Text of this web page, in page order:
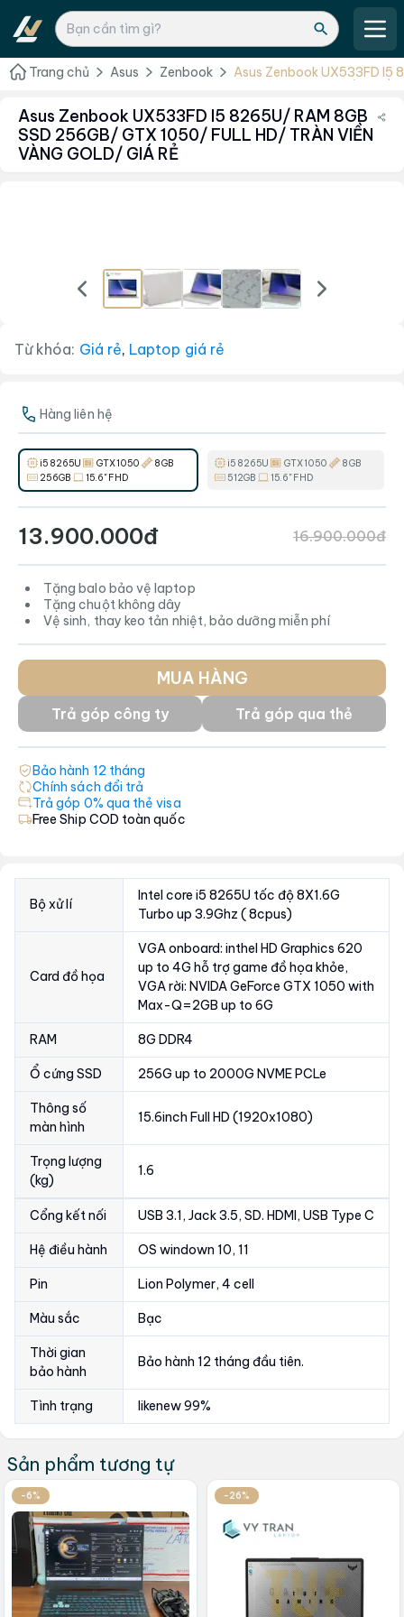
Trang chủ Asus Zenbook
Asus Zenbook UX533FD I5
Asus Zenbook UX533FD I5 8265U/ RAM 8GB
SSD 256GB/ GTX 1050/ FULL HD/ TRÀN VIỀN
VÀNG GOLD/ GIÁ RẺ
Từ khóa: Giá rẻ, Laptop giá rẻ
Hàng liên hệ
i5 8265U GTX 1050
8GB
256GB
15.6" FHD
i5 8265U GTX 1050
8GB
512GB
15.6" FHD
13.900.000đ 16.900.000đ
Tặng balo bảo vệ laptop
Tặng chuột không dây
Vệ sinh, thay keo tản nhiệt, bảo dưỡng miễn phí
MUA HÀNG
Trả góp công ty Trả góp qua thẻ
Bảo hành 12 tháng
Chính sách đổi trả
Trả góp 0% qua thẻ visa
Free Ship COD toàn quốc
Bộ xử lí
Intel core i5 8265U tốc độ 8X1.6G
Turbo up 3.9Ghz ( 8cpus)
Card đồ họa
VGA onboard: inthel HD Graphics 620
up to 4G hỗ trợ game đồ họa khỏe,
VGA rời: NVIDA GeForce GTX 1050 with
Max-Q=2GB up to 6G
RAM 8G DDR4
Ổ cứng SSD 256G up to 2000G NVME PCLe
Thông số
màn hình
15.6inch Full HD (1920x1080)
Trọng lượng
(kg)
1.6
Cổng kết nối USB 3.1, Jack 3.5, SD. HDMI, USB Type C
Hệ điều hành OS windown 10, 11
Pin Lion Polymer, 4 cell
Màu sắc Bạc
Thời gian
bảo hành
Bảo hành 12 tháng đầu tiên.
Tình trạng likenew 99%
Sản phẩm tương tự
-6% -26%